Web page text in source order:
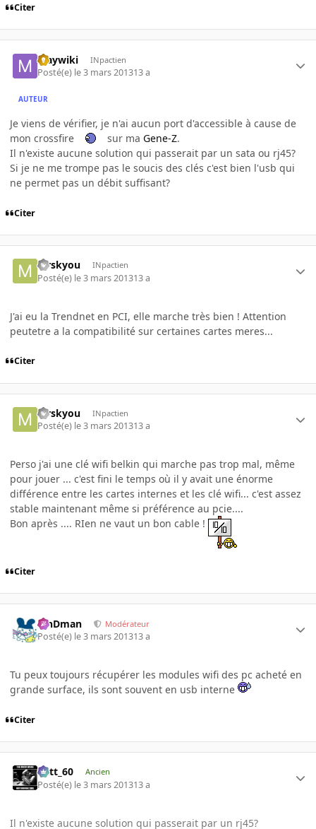
Citer
Maywiki INpactien
Posté(e) le 3 mars 201313 a
AUTEUR
Je viens de vérifier, je n'ai aucun port d'accessible à cause de
mon crossfire
sur ma Gene-Z.
Il n'existe aucune solution qui passerait par un sata ou rj45?
Si je ne me trompe pas le soucis des clés c'est bien l'usb qui
ne permet pas un débit suffisant?
Citer
Mrskyou INpactien
Posté(e) le 3 mars 201313 a
J'ai eu la Trendnet en PCI, elle marche très bien ! Attention
peutetre a la compatibilité sur certaines cartes meres...
Citer
Mrskyou INpactien
Posté(e) le 3 mars 201313 a
Perso j'ai une clé wifi belkin qui marche pas trop mal, même
pour jouer ... c'est fini le temps où il y avait une énorme
différence entre les cartes internes et les clé wifi... c'est assez
stable maintenant même si préférence au pcie....
Bon après .... RIen ne vaut un bon cable !
Citer
RinDman Modérateur
Posté(e) le 3 mars 201313 a
Tu peux toujours récupérer les modules wifi des pc acheté en
grande surface, ils sont souvent en usb interne
Citer
Batt_60 Ancien
Posté(e) le 3 mars 201313 a
Il n'existe aucune solution qui passerait par un rj45?